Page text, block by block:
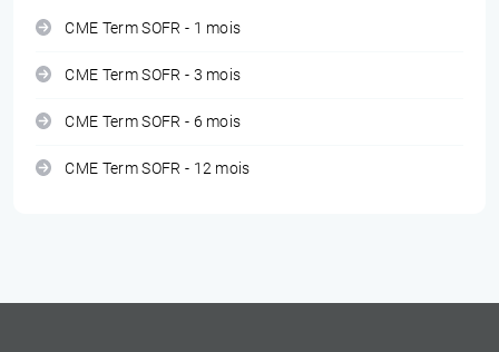
CME Term SOFR - 1 mois
CME Term SOFR - 3 mois
CME Term SOFR - 6 mois
CME Term SOFR - 12 mois